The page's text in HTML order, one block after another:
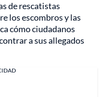
de rescatistas
los escombros y las
cómo ciudadanos
a sus allegados